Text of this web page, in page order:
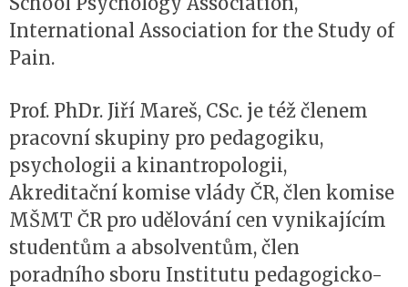
International Association for the Study of
Pain.
Prof. PhDr. Jiří Mareš, CSc. je též členem
pracovní skupiny pro pedagogiku,
psychologii a kinantropologii,
Akreditační komise vlády ČR, člen komise
MŠMT ČR pro udělování cen vynikajícím
studentům a absolventům, člen
poradního sboru Institutu pedagogicko-